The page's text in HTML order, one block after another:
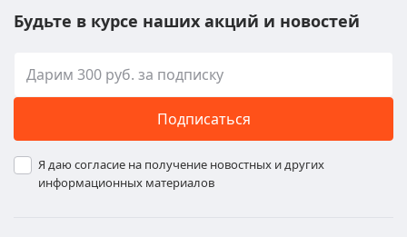
Будьте в курсе наших акций и новостей
Подписаться
Я даю согласие на получение новостных и других
информационных материалов